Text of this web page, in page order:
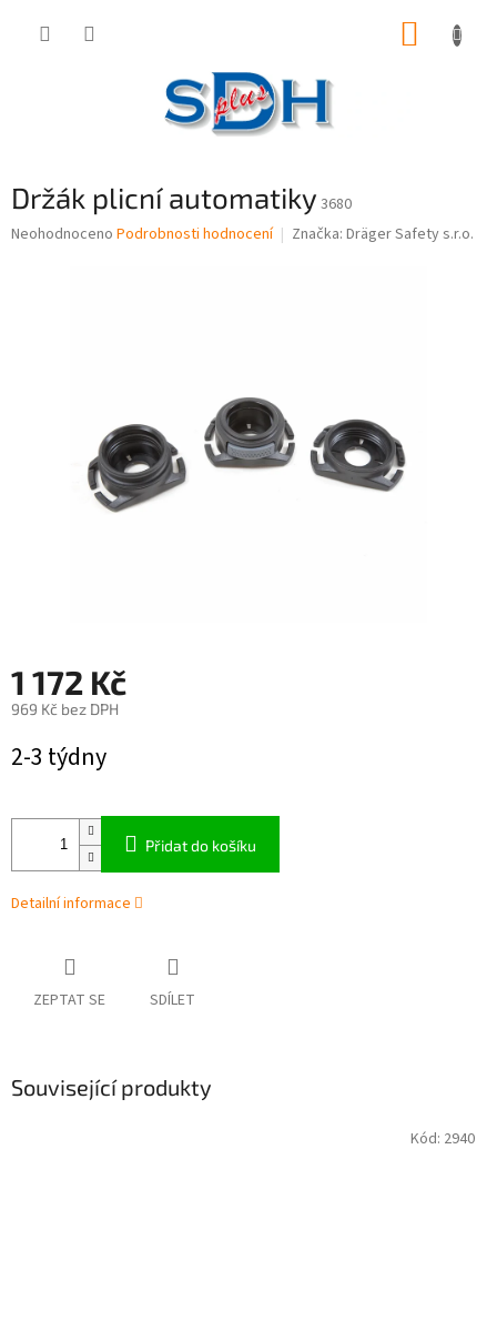
Držák plicní automatiky 3680
Průměrné
Neohodnoceno Podrobnosti hodnocení Značka: Dräger Safety s.r.o.
1 172 Kč
969 Kč bez DPH
cena:
2-3 týdny
Přidat do košíku
Detailní informace
ZEPTAT SE SDÍLET
Související produkty
Kód: 2940